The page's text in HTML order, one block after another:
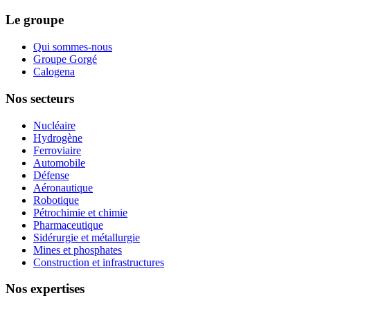
Le groupe
Qui sommes-nous
Groupe Gorgé
Calogena
Nos secteurs
Nucléaire
Hydrogène
Ferroviaire
Automobile
Défense
Aéronautique
Robotique
Pétrochimie et chimie
Pharmaceutique
Sidérurgie et métallurgie
Mines et phosphates
Construction et infrastructures
Nos expertises